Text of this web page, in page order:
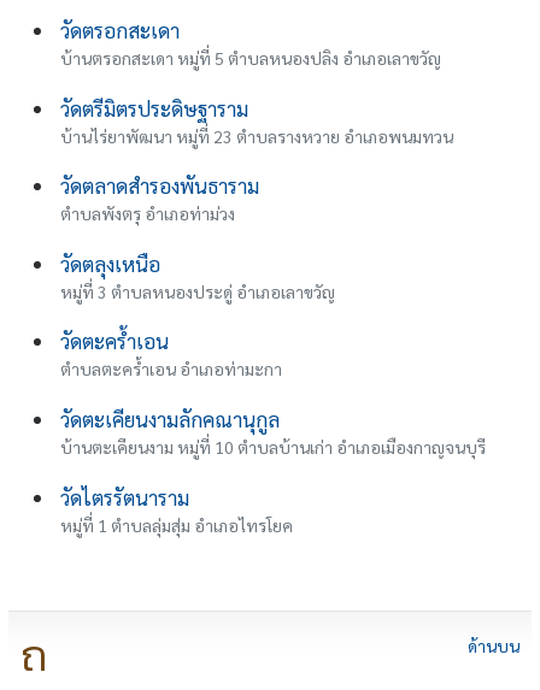
วัดตรอกสะเดา
บ้านตรอกสะเดา หมู่ที่ 5 ตำบลหนองปลิง อำเภอเลาขวัญ
วัดตรีมิตรประดิษฐาราม
บ้านไร่ยาพัฒนา หมู่ที่ 23 ตำบลรางหวาย อำเภอพนมทวน
วัดตลาดสำรองพันธาราม
ตำบลพังตรุ อำเภอท่าม่วง
วัดตลุงเหนือ
หมู่ที่ 3 ตำบลหนองประดู่ อำเภอเลาขวัญ
วัดตะคร้ำเอน
ตำบลตะคร้ำเอน อำเภอท่ามะกา
วัดตะเคียนงามลักคณานุกูล
บ้านตะเคียนงาม หมู่ที่ 10 ตำบลบ้านเก่า อำเภอเมืองกาญจนบุรี
วัดไตรรัตนาราม
หมู่ที่ 1 ตำบลลุ่มสุ่ม อำเภอไทรโยค
ด้านบน
ถ